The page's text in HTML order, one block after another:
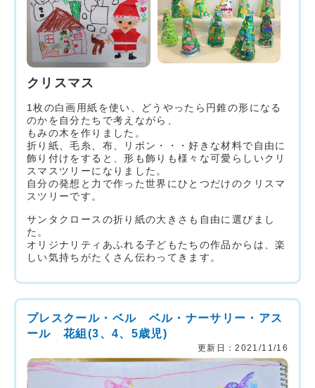
クリスマス
1枚の白画用紙を使い、どうやったら円錐の形になる
のかを自分たちで考えながら、
もみの木を作りました。
折り紙、毛糸、布、リボン・・・好きな材料で自由に
飾り付けをすると、形も飾りも様々な可愛らしいクリ
スマスツリーになりました。
自分の発想と力で作った世界にひとつだけのクリスマ
スツリーです。
サンタクロースの折り紙の大きさも自由に選びまし
た。
オリジナリティあふれる子どもたちの作品からは、楽
しい気持ちがたくさん伝わってきます。
プレスクール・ベル ベル・ナーサリー・アス
ール 花組(3、4、5歳児)
更新日：2021/11/16